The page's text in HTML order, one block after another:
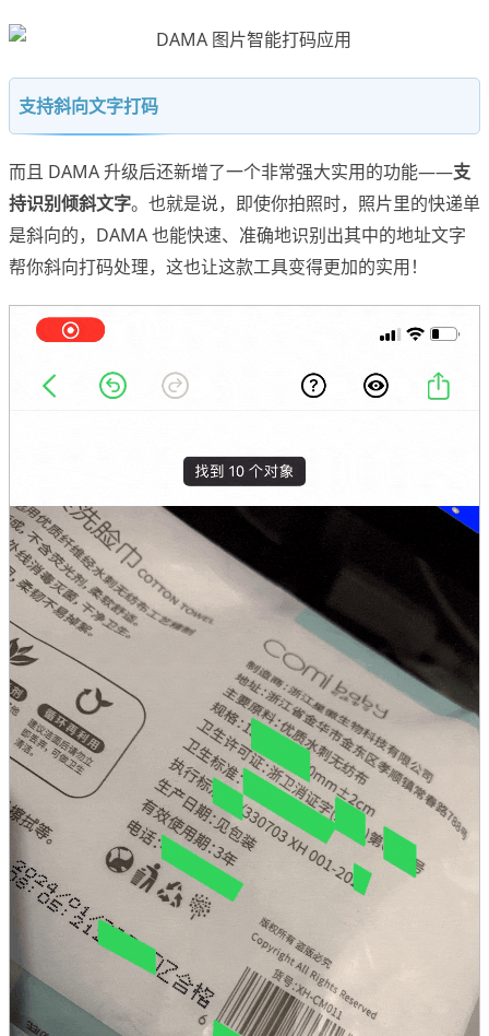
支持斜向文字打码
而且 DAMA 升级后还新增了一个非常强大实用的功能——支
持识别倾斜文字。也就是说，即使你拍照时，照片里的快递单
是斜向的，DAMA 也能快速、准确地识别出其中的地址文字
帮你斜向打码处理，这也让这款工具变得更加的实用！